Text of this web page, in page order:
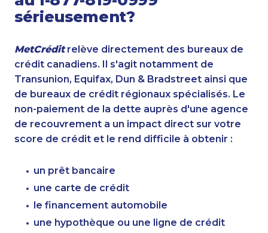
sérieusement?
MetCréditrelève directement des bureaux de
crédit canadiens. Il s'agit notamment de
Transunion, Equifax, Dun & Bradstreet ainsi que
de bureaux de crédit régionaux spécialisés. Le
non-paiement de la dette auprès d'une agence
de recouvrement a un impact direct sur votre
score de crédit et le rend difficile à obtenir :
un prêt bancaire
une carte de crédit
le financement automobile
une hypothèque ou une ligne de crédit